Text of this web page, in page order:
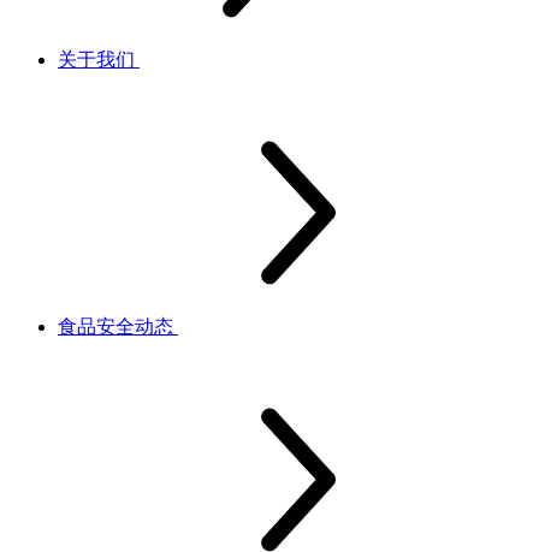
关于我们
食品安全动态